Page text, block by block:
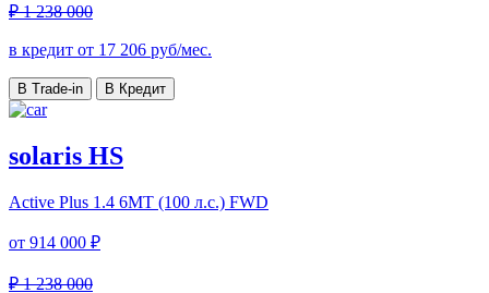
₽ 1 238 000
в кредит от 17 206 руб/мес.
В Trade-in В Кредит
solaris HS
Active Plus 1.4 6MT (100 л.с.) FWD
от 914 000 ₽
₽ 1 238 000